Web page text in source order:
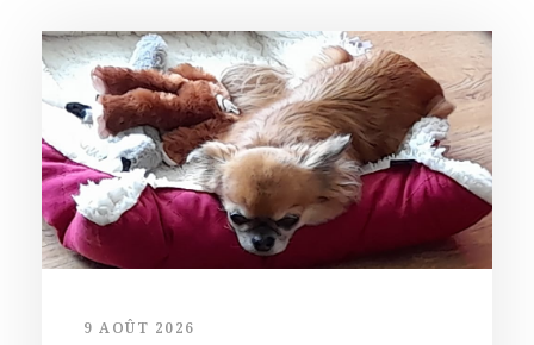
9 AOÛT 2026